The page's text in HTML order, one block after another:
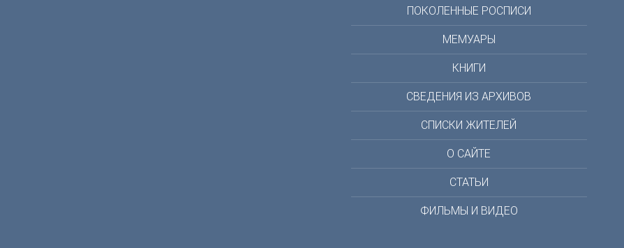
ПОКОЛЕННЫЕ РОСПИСИ
МЕМУАРЫ
КНИГИ
СВЕДЕНИЯ ИЗ АРХИВОВ
СПИСКИ ЖИТЕЛЕЙ
О САЙТЕ
СТАТЬИ
ФИЛЬМЫ И ВИДЕО